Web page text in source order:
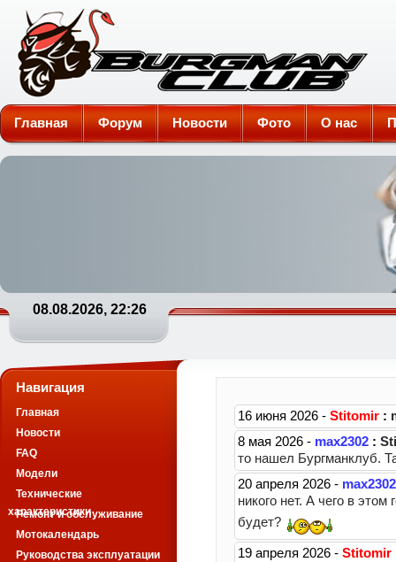
Burgman-Club
Главная Форум Новости Фото О нас
08.08.2026, 22:26
Навигация
Главная
Новости
FAQ
Модели
Технические
характеристики
Ремонт и обслуживание
Мотокалендарь
Руководства эксплуатации